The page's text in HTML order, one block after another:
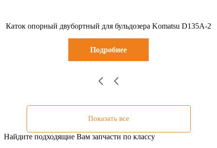
Каток опорный двубортный для бульдозера Komatsu D135A-2
Подробнее
Показать все
Найдите подходящие Вам запчасти по классу